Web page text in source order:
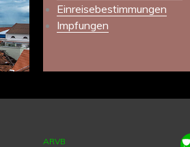
Einreisebestimmungen
Impfungen
ARVB